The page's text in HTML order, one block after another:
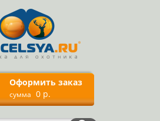
Оформить заказ
сумма 0 р.